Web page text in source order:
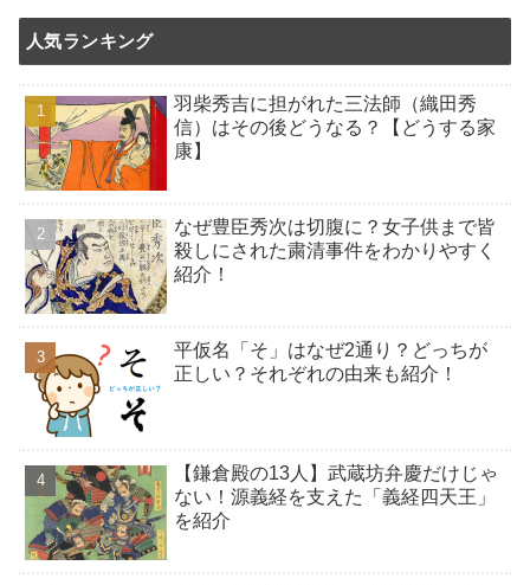
人気ランキング
羽柴秀吉に担がれた三法師（織田秀
信）はその後どうなる？【どうする家
康】
なぜ豊臣秀次は切腹に？女子供まで皆
殺しにされた粛清事件をわかりやすく
紹介！
平仮名「そ」はなぜ2通り？どっちが
正しい？それぞれの由来も紹介！
【鎌倉殿の13人】武蔵坊弁慶だけじゃ
ない！源義経を支えた「義経四天王」
を紹介